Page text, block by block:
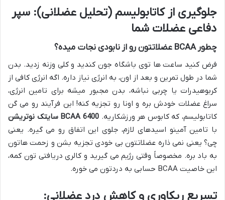
جلوگیری از کاتابولیسم (تحلیل عضلانی): سپر
دفاعی عضلات شما
چطور BCAA عضلاتتون رو از نابودی نجات میده؟
فرض کنید ساعت ها توی باشگاه جون کندید و کلی وزنه زدید. بدن
شما در طول تمرین و بعد از اون، به انرژی نیاز داره. اگه انرژی کافی از
کربوهیدرات یا چربی نباشه، بدن مجبور میشه برای تامین انرژی،
سراغ عضلات خودش بره و اونا رو تجزیه کنه! این فرآیند رو می گن
کاتابولیسم، که کابوس هر ورزشکاریه.BCAA 6400 سایتک نوتریشن
با تامین آمینو اسیدهای لازم، جلوی این اتفاق رو می گیره. یعنی
چی؟ یعنی نمی ذاره عضلاتتون بی خودی تجزیه بشن و زحمت هاتون
به باد بره. مخصوصاً وقتی رژیم می گیرید و کالری دریافتی تون کمه،
این خاصیت BCAA حسابی به دردتون می خوره.
تسریع ریکاوری و کاهش درد عضلانی: